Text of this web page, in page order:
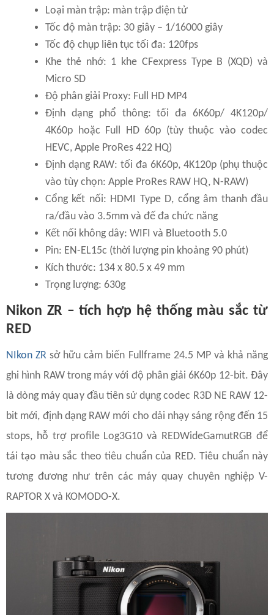
Loại màn trập: màn trập điện tử
Tốc độ màn trập: 30 giây – 1/16000 giây
Tốc độ chụp liên tục tối đa: 120fps
Khe thẻ nhớ: 1 khe CFexpress Type B (XQD) và
Micro SD
Độ phân giải Proxy: Full HD MP4
Định dạng phổ thông: tối đa 6K60p/ 4K120p/
4K60p hoặc Full HD 60p (tùy thuộc vào codec
HEVC, Apple ProRes 422 HQ)
Định dạng RAW: tối đa 6K60p, 4K120p (phụ thuộc
vào tùy chọn: Apple ProRes RAW HQ, N-RAW)
Cổng kết nối: HDMI Type D, cổng âm thanh đầu
ra/đầu vào 3.5mm và đế đa chức năng
Kết nối không dây: WIFI và Bluetooth 5.0
Pin: EN-EL15c (thời lượng pin khoảng 90 phút)
Kích thước: 134 x 80.5 x 49 mm
Trọng lượng: 630g
Nikon ZR – tích hợp hệ thống màu sắc từ
RED
NIkon ZR sở hữu cảm biến Fullframe 24.5 MP và khả năng
ghi hình RAW trong máy với độ phân giải 6K60p 12-bit. Đây
là dòng máy quay đầu tiên sử dụng codec R3D NE RAW 12-
bit mới, định dạng RAW mới cho dải nhạy sáng rộng đến 15
stops, hỗ trợ profile Log3G10 và REDWideGamutRGB để
tái tạo màu sắc theo tiêu chuẩn của RED. Tiêu chuẩn này
tương đương như trên các máy quay chuyên nghiệp V-
RAPTOR X và KOMODO-X.